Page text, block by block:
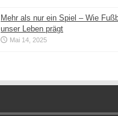
Mehr als nur ein Spiel – Wie
unser Leben prägt
Mai 14, 2025